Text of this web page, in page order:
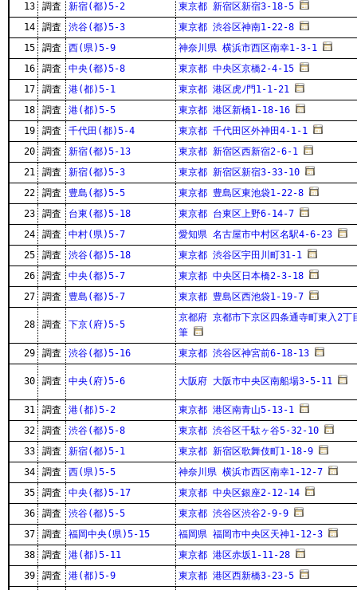
13
調査 新宿(都)5-2
東京都 新宿区新宿3-18-5
14
調査 渋谷(都)5-3
東京都 渋谷区神南1-22-8
15
調査 西(県)5-9
神奈川県 横浜市西区南幸1-3-1
16
調査 中央(都)5-8
東京都 中央区京橋2-4-15
17
調査 港(都)5-1
東京都 港区虎ﾉ門1-1-21
18
調査 港(都)5-5
東京都 港区新橋1-18-16
19
調査 千代田(都)5-4
東京都 千代田区外神田4-1-1
20
調査 新宿(都)5-13
東京都 新宿区西新宿2-6-1
21
調査 新宿(都)5-3
東京都 新宿区新宿3-33-10
22
調査 豊島(都)5-5
東京都 豊島区東池袋1-22-8
23
調査 台東(都)5-18
東京都 台東区上野6-14-7
24
調査 中村(県)5-7
愛知県 名古屋市中村区名駅4-6-23
25
調査 渋谷(都)5-18
東京都 渋谷区宇田川町31-1
26
調査 中央(都)5-7
東京都 中央区日本橋2-3-18
27
調査 豊島(都)5-7 東京都 豊島区西池袋1-19-7
28 調査 下京(府)5-5
京都府 京都市下京区四条通寺町東入2丁
筆
29
調査 渋谷(都)5-16 東京都 渋谷区神宮前6-18-13
30 調査 中央(府)5-6 大阪府 大阪市中央区南船場3-5-11
31 調査 港(都)5-2
東京都 港区南青山5-13-1
32
調査 渋谷(都)5-8
東京都 渋谷区千駄ヶ谷5-32-10
33
調査 新宿(都)5-1
東京都 新宿区歌舞伎町1-18-9
34
調査 西(県)5-5
神奈川県 横浜市西区南幸1-12-7
35
調査 中央(都)5-17
東京都 中央区銀座2-12-14
36
調査 渋谷(都)5-5
東京都 渋谷区渋谷2-9-9
37
調査 福岡中央(県)5-15
福岡県 福岡市中央区天神1-12-3
38
調査 港(都)5-11
東京都 港区赤坂1-11-28
39
調査 港(都)5-9
東京都 港区西新橋3-23-5